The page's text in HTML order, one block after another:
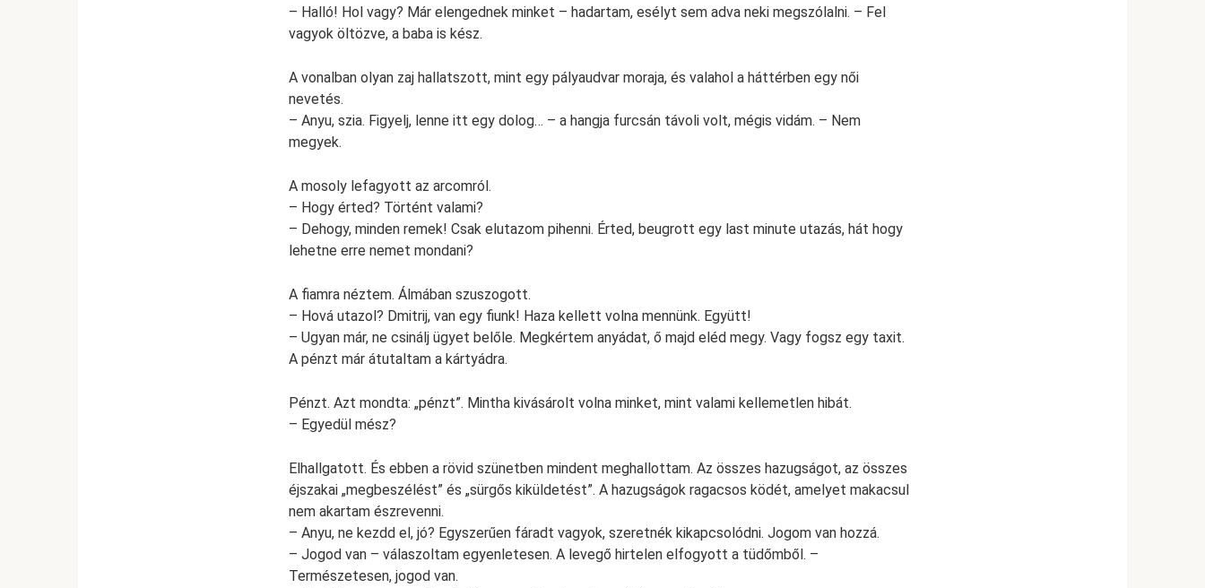
– Halló! Hol vagy? Már elengednek minket – hadartam, esélyt sem adva neki megszólalni. – Fel
vagyok öltözve, a baba is kész.
A vonalban olyan zaj hallatszott, mint egy pályaudvar moraja, és valahol a háttérben egy női
nevetés.
– Anyu, szia. Figyelj, lenne itt egy dolog… – a hangja furcsán távoli volt, mégis vidám. – Nem
megyek.
A mosoly lefagyott az arcomról.
– Hogy érted? Történt valami?
– Dehogy, minden remek! Csak elutazom pihenni. Érted, beugrott egy last minute utazás, hát hogy
lehetne erre nemet mondani?
A fiamra néztem. Álmában szuszogott.
– Hová utazol? Dmitrij, van egy fiunk! Haza kellett volna mennünk. Együtt!
– Ugyan már, ne csinálj ügyet belőle. Megkértem anyádat, ő majd eléd megy. Vagy fogsz egy taxit.
A pénzt már átutaltam a kártyádra.
Pénzt. Azt mondta: „pénzt”. Mintha kivásárolt volna minket, mint valami kellemetlen hibát.
– Egyedül mész?
Elhallgatott. És ebben a rövid szünetben mindent meghallottam. Az összes hazugságot, az összes
éjszakai „megbeszélést” és „sürgős kiküldetést”. A hazugságok ragacsos ködét, amelyet makacsul
nem akartam észrevenni.
– Anyu, ne kezdd el, jó? Egyszerűen fáradt vagyok, szeretnék kikapcsolódni. Jogom van hozzá.
– Jogod van – válaszoltam egyenletesen. A levegő hirtelen elfogyott a tüdőmből. –
Természetesen, jogod van.